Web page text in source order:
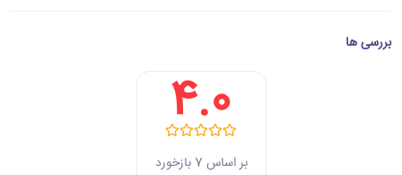
بررسی ها
4.0
بر اساس 7 بازخورد